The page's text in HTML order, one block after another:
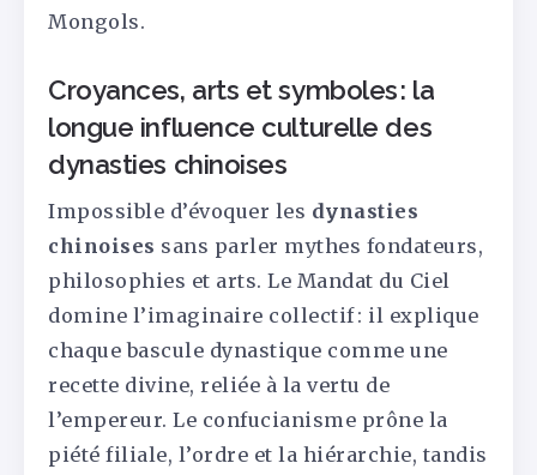
Mongols.
Croyances, arts et symboles : la
longue influence culturelle des
dynasties chinoises
Impossible d’évoquer les dynasties
chinoises sans parler mythes fondateurs,
philosophies et arts. Le Mandat du Ciel
domine l’imaginaire collectif : il explique
chaque bascule dynastique comme une
recette divine, reliée à la vertu de
l’empereur. Le confucianisme prône la
piété filiale, l’ordre et la hiérarchie, tandis